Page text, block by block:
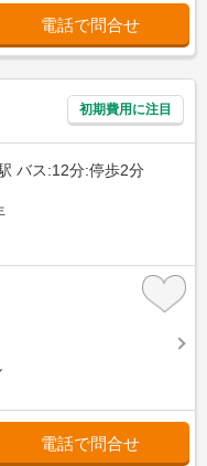
電話で問合せ
初期費用に注目
バス:12分:停歩2分
電話で問合せ